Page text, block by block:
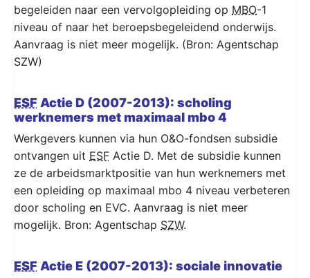
begeleiden naar een vervolgopleiding op MBO-1
niveau of naar het beroepsbegeleidend onderwijs.
Aanvraag is niet meer mogelijk. (Bron: Agentschap
SZW)
ESF Actie D (2007-2013): scholing
werknemers met maximaal mbo 4
Werkgevers kunnen via hun O&O-fondsen subsidie
ontvangen uit ESF Actie D. Met de subsidie kunnen
ze de arbeidsmarktpositie van hun werknemers met
een opleiding op maximaal mbo 4 niveau verbeteren
door scholing en EVC. Aanvraag is niet meer
mogelijk. Bron: Agentschap SZW.
ESF Actie E (2007-2013): sociale innovatie